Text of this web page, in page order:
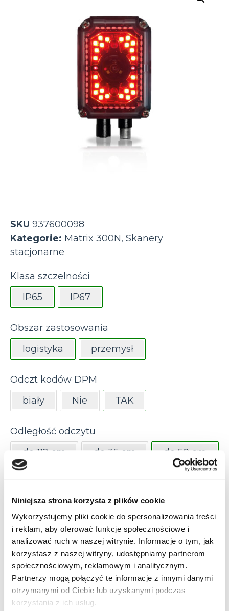
Niniejsza strona korzysta z plików cookie
Wykorzystujemy pliki cookie do spersonalizowania treści
i reklam, aby oferować funkcje społecznościowe i
analizować ruch w naszej witrynie. Informacje o tym, jak
korzystasz z naszej witryny, udostępniamy partnerom
społecznościowym, reklamowym i analitycznym.
Partnerzy mogą połączyć te informacje z innymi danymi
otrzymanymi od Ciebie lub uzyskanymi podczas
korzystania z ich usług.
SKU 937600098
Kategorie: Matrix 300N, Skanery
stacjonarne
Klasa szczelności
IP65
IP67
Obszar zastosowania
logistyka
przemysł
Odczt kodów DPM
biały
Nie TAK
Odległość odczytu
do 112 cm
do 35 cm do 50 cm
do 60 cm do 90 cm
Ogniskowa obiektywu
12 mm
16 mm 6 mm
9 mm
Optyka
Liquid Lense